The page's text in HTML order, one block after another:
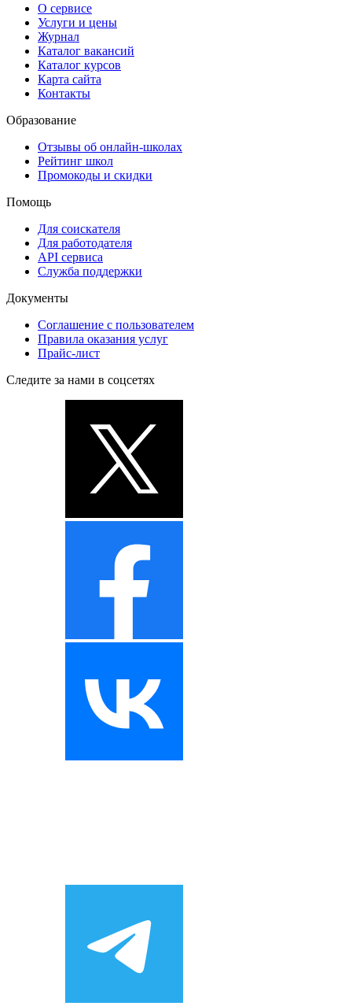
О сервисе
Услуги и цены
Журнал
Каталог вакансий
Каталог курсов
Карта сайта
Контакты
Образование
Отзывы об онлайн-школах
Рейтинг школ
Промокоды и скидки
Помощь
Для соискателя
Для работодателя
API сервиса
Служба поддержки
Документы
Соглашение с пользователем
Правила оказания услуг
Прайс-лист
Следите за нами в соцсетях